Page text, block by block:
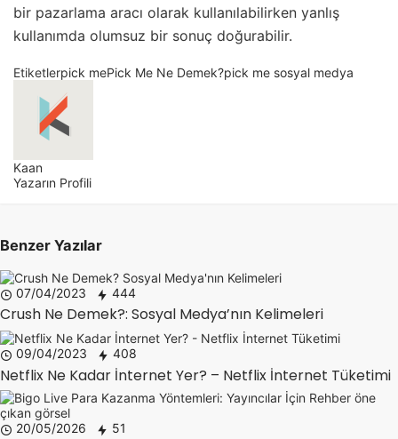
bir pazarlama aracı olarak kullanılabilirken yanlış
kullanımda olumsuz bir sonuç doğurabilir.
Etiketlerpick mePick Me Ne Demek?pick me sosyal medya
Kaan
Yazarın Profili
Benzer Yazılar
07/04/2023 444
Crush Ne Demek?: Sosyal Medya’nın Kelimeleri
09/04/2023 408
Netflix Ne Kadar İnternet Yer? – Netflix İnternet Tüketimi
20/05/2026 51